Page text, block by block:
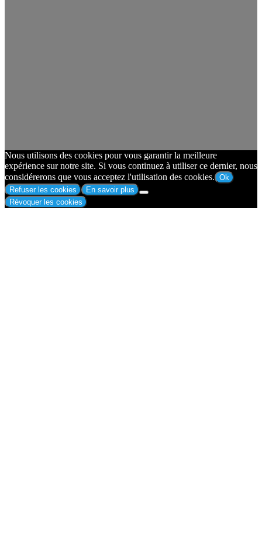
Nous utilisons des cookies pour vous garantir la meilleure
expérience sur notre site. Si vous continuez à utiliser ce dernier, nous
considérerons que vous acceptez l'utilisation des cookies. Ok
Refuser les cookies
En savoir plus
Révoquer les cookies